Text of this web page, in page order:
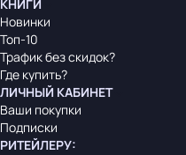
КНИГИ
Новинки
Топ-10
Трафик без скидок?
Где купить?
ЛИЧНЫЙ КАБИНЕТ
Ваши покупки
Подписки
РИТЕЙЛЕРУ: